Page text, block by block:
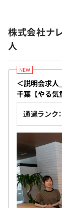
相談の上、ご
Jupyter
◆マインドセ
メンバーの
風です。
お客様にと
するプロジ
し、チーム
す。
株式会社ナ
人
＜説明会求人
千葉【やる気
通過ランク